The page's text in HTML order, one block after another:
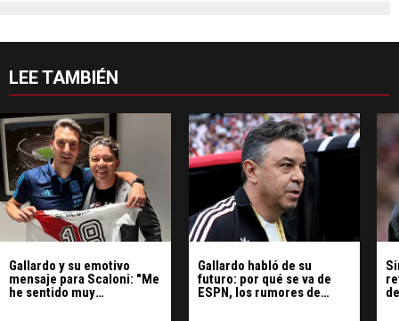
LEE TAMBIÉN
Gallardo y su emotivo
mensaje para Scaloni: "Me
he sentido muy
Gallardo habló de su
futuro: por qué se va de
ESPN, los rumores de